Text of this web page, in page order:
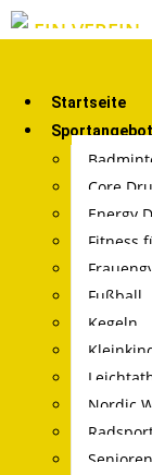
EIN VEREIN
Startseite
Sportangebot
Core
Energy
Fitness
Fußball
Kegeln
Nordic